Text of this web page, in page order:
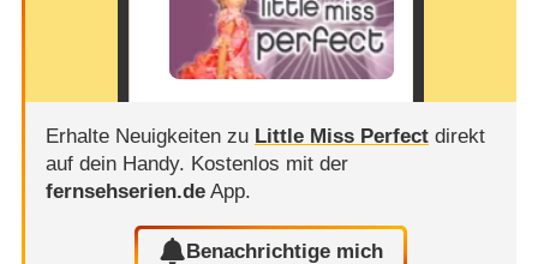
Erhalte Neuigkeiten zu Little Miss Perfectdirekt
auf dein Handy. Kostenlos mit der
fernsehserien.deApp.
Benachrichtige mich